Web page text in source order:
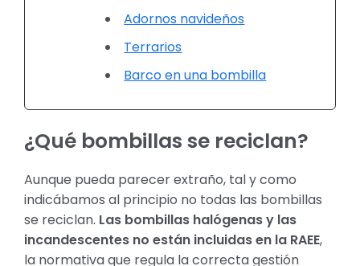
Adornos navideños
Terrarios
Barco en una bombilla
¿Qué bombillas se reciclan?
Aunque pueda parecer extraño, tal y como
indicábamos al principio no todas las bombillas
se reciclan. Las bombillas halógenas y las
incandescentes no están incluidas en la RAEE,
la normativa que regula la correcta gestión